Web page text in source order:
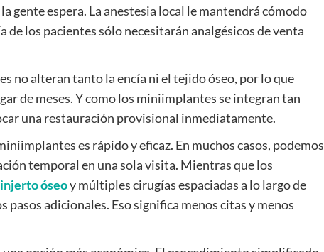
gente espera. La anestesia local le mantendrá cómodo
de los pacientes sólo necesitarán analgésicos de venta
no alteran tanto la encía ni el tejido óseo, por lo que
de meses. Y como los miniimplantes se integran tan
una restauración provisional inmediatamente.
es rápido y eficaz. En muchos casos, podemos
temporal en una sola visita. Mientras que los
injerto óseoy múltiples cirugías espaciadas a lo largo de
adicionales. Eso significa menos citas y menos